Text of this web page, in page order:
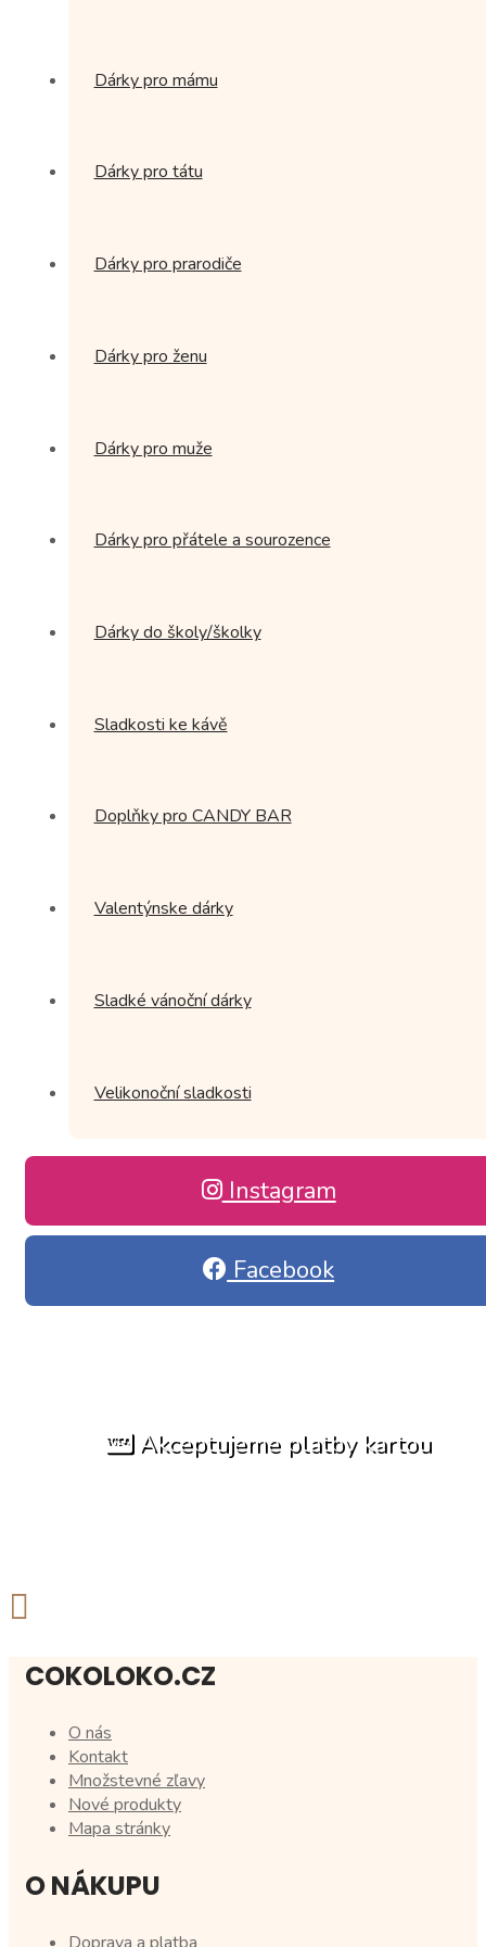
Dárky pro mámu
Dárky pro tátu
Dárky pro prarodiče
Dárky pro ženu
Dárky pro muže
Dárky pro přátele a sourozence
Dárky do školy/školky
Sladkosti ke kávě
Doplňky pro CANDY BAR
Valentýnske dárky
Sladké vánoční dárky
Velikonoční sladkosti
Instagram
Facebook
Akceptujeme platby kartou
COKOLOKO.CZ
O nás
Kontakt
Množstevné zľavy
Nové produkty
Mapa stránky
O NÁKUPU